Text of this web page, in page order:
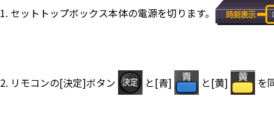
1. セットトップボックス本体の電源を切ります。
2. リモコンの[決定]ボタン と[青] と[黄] を